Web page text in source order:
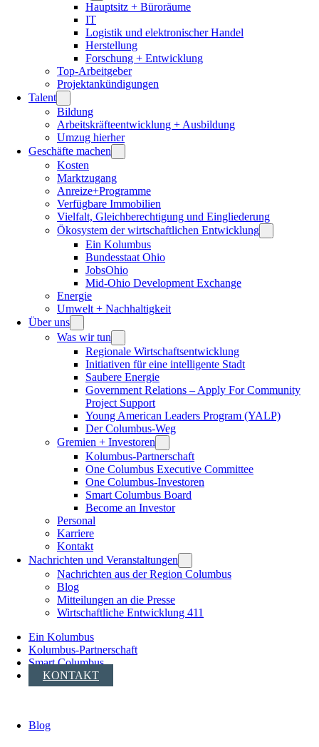
Hauptsitz + Büroräume
IT
Logistik und elektronischer Handel
Herstellung
Forschung + Entwicklung
Top-Arbeitgeber
Projektankündigungen
Talent
Bildung
Arbeitskräfteentwicklung + Ausbildung
Umzug hierher
Geschäfte machen
Kosten
Marktzugang
Anreize+Programme
Verfügbare Immobilien
Vielfalt, Gleichberechtigung und Eingliederung
Ökosystem der wirtschaftlichen Entwicklung
Ein Kolumbus
Bundesstaat Ohio
JobsOhio
Mid-Ohio Development Exchange
Energie
Umwelt + Nachhaltigkeit
Über uns
Was wir tun
Regionale Wirtschaftsentwicklung
Initiativen für eine intelligente Stadt
Saubere Energie
Government Relations – Apply For Community
Project Support
Young American Leaders Program (YALP)
Der Columbus-Weg
Gremien + Investoren
Kolumbus-Partnerschaft
One Columbus Executive Committee
One Columbus-Investoren
Smart Columbus Board
Become an Investor
Personal
Karriere
Kontakt
Nachrichten und Veranstaltungen
Nachrichten aus der Region Columbus
Blog
Mitteilungen an die Presse
Wirtschaftliche Entwicklung 411
Ein Kolumbus
Kolumbus-Partnerschaft
Smart Columbus
KONTAKT
Blog